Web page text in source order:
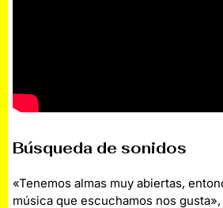
Búsqueda de sonidos
«Tenemos almas muy abiertas,
música que escuchamos nos